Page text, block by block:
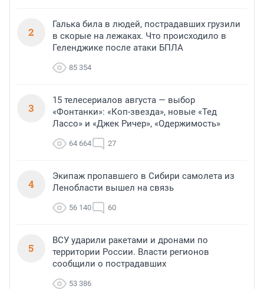
2
Галька била в людей, пострадавших грузили
в скорые на лежаках. Что происходило в
Геленджике после атаки БПЛА
85 354
3
15 телесериалов августа — выбор
«Фонтанки»: «Коп-звезда», новые «Тед
Лассо» и «Джек Ричер», «Одержимость»
64 664 27
4
Экипаж пропавшего в Сибири самолета из
Ленобласти вышел на связь
56 140 60
5
ВСУ ударили ракетами и дронами по
территории России. Власти регионов
сообщили о пострадавших
53 386